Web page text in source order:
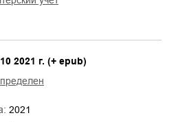
2021 г. (+ epub)
2021